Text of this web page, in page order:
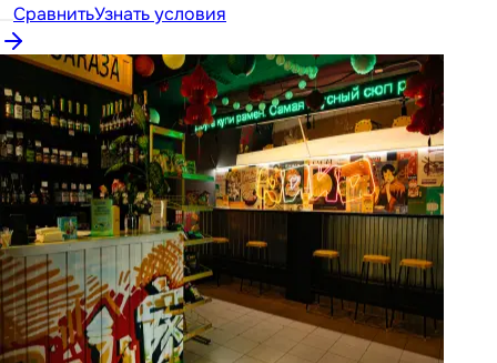
СравнитьУзнать условия